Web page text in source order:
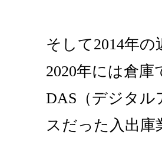
そして2014年
2020年には倉
DAS（デジタル
スだった入出庫